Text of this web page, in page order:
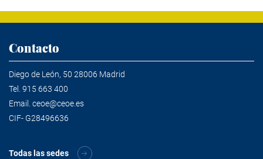
Contacto
Diego de León, 50 28006 Madrid
Tel. 915 663 400
Email. ceoe@ceoe.es
CIF- G28496636
Todas las sedes